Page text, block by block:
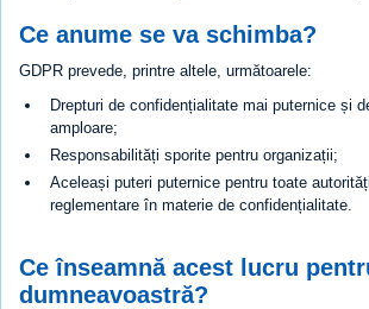
Ce anume se va schimba?
GDPR prevede, printre altele, următoarele:
Drepturi de confidențialitate mai puternice și
amploare;
Responsabilități sporite pentru organizații;
Aceleași puteri puternice pentru toate
reglementare în materie de confidențialitate.
Ce înseamnă acest lucru
dumneavoastră?